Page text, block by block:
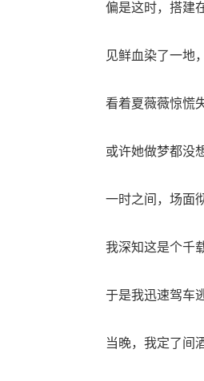
偏是这时，搭建在
见鲜血染了一地，
看着夏薇薇惊慌失
或许她做梦都没想
一时之间，场面彻
我深知这是个千载
于是我迅速驾车逃
当晚，我定了间酒